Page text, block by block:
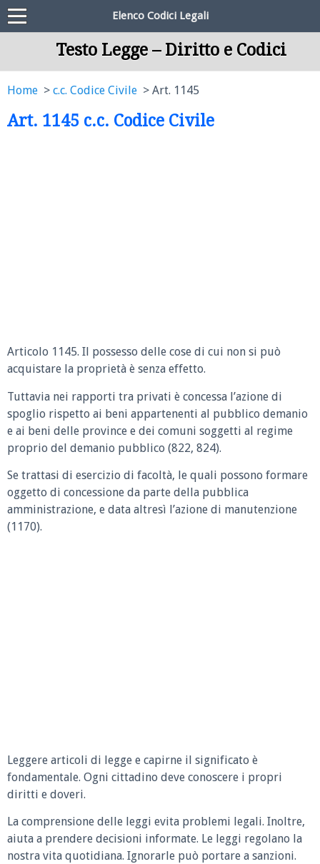
Elenco Codici Legali
Testo Legge – Diritto e Codici
Home c.c. Codice Civile Art. 1145
Art. 1145 c.c. Codice Civile
Articolo 1145. Il possesso delle cose di cui non si può
acquistare la proprietà è senza effetto.
Tuttavia nei rapporti tra privati è concessa l’azione di
spoglio rispetto ai beni appartenenti al pubblico demanio
e ai beni delle province e dei comuni soggetti al regime
proprio del demanio pubblico (822, 824).
Se trattasi di esercizio di facoltà, le quali possono formare
oggetto di concessione da parte della pubblica
amministrazione, e data altresì l’azione di manutenzione
(1170).
Leggere articoli di legge e capirne il significato è
fondamentale. Ogni cittadino deve conoscere i propri
diritti e doveri.
La comprensione delle leggi evita problemi legali. Inoltre,
aiuta a prendere decisioni informate. Le leggi regolano la
nostra vita quotidiana. Ignorarle può portare a sanzioni.